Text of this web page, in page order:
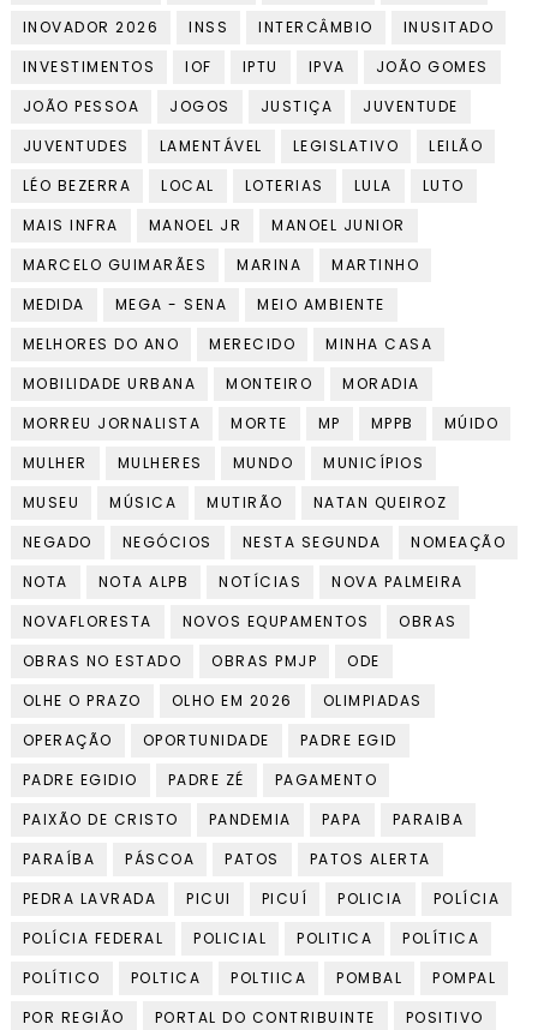
INOVADOR 2026
INSS INTERCÂMBIO
INUSITADO
INVESTIMENTOS
IOF IPTU IPVA
JOÃO GOMES
JOÃO PESSOA
JOGOS JUSTIÇA
JUVENTUDE
JUVENTUDES
LAMENTÁVEL LEGISLATIVO
LEILÃO
LÉO BEZERRA
LOCAL LOTERIAS LULA
LUTO
MAIS INFRA
MANOEL JR
MANOEL JUNIOR
MARCELO GUIMARÃES
MARINA
MARTINHO
MEDIDA
MEGA - SENA
MEIO AMBIENTE
MELHORES DO ANO
MERECIDO
MINHA CASA
MOBILIDADE URBANA
MONTEIRO
MORADIA
MORREU JORNALISTA
MORTE MP MPPB
MÚIDO
MULHER
MULHERES MUNDO
MUNICÍPIOS
MUSEU
MÚSICA MUTIRÃO
NATAN QUEIROZ
NEGADO
NEGÓCIOS NESTA SEGUNDA
NOMEAÇÃO
NOTA
NOTA ALPB NOTÍCIAS
NOVA PALMEIRA
NOVAFLORESTA
NOVOS EQUPAMENTOS
OBRAS
OBRAS NO ESTADO
OBRAS PMJP
ODE
OLHE O PRAZO
OLHO EM 2026
OLIMPIADAS
OPERAÇÃO
OPORTUNIDADE
PADRE EGID
PADRE EGIDIO
PADRE ZÉ
PAGAMENTO
PAIXÃO DE CRISTO
PANDEMIA PAPA
PARAIBA
PARAÍBA
PÁSCOA PATOS
PATOS ALERTA
PEDRA LAVRADA
PICUI PICUÍ POLICIA
POLÍCIA
POLÍCIA FEDERAL
POLICIAL POLITICA
POLÍTICA
POLÍTICO
POLTICA POLTIICA POMBAL
POMPAL
POR REGIÃO
PORTAL DO CONTRIBUINTE
POSITIVO